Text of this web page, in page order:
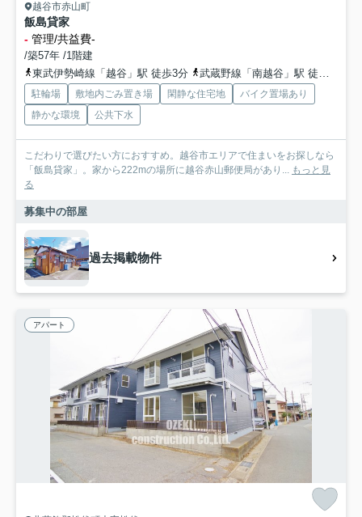
越谷市赤山町
飯島貸家
- 管理/共益費-
/築57年 /1階建
東武伊勢崎線「越谷」駅 徒歩3分
武蔵野線「南越谷」駅 徒歩19分
駐輪場 敷地内ごみ置き場 閑静な住宅地
バイク置場あり
静かな環境
公共下水
こだわりで選びたい方におすすめ。越谷市エリアで住まいをお探しなら
「飯島貸家」。家から222mの場所に越谷赤山郵便局があり... もっと見
る
募集中の部屋
過去掲載物件
アパート